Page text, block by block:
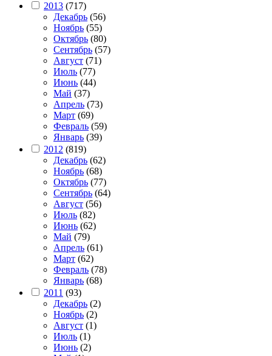
2013 (717)
Декабрь (56)
Ноябрь (55)
Октябрь (80)
Сентябрь (57)
Август (71)
Июль (77)
Июнь (44)
Май (37)
Апрель (73)
Март (69)
Февраль (59)
Январь (39)
2012 (819)
Декабрь (62)
Ноябрь (68)
Октябрь (77)
Сентябрь (64)
Август (56)
Июль (82)
Июнь (62)
Май (79)
Апрель (61)
Март (62)
Февраль (78)
Январь (68)
2011 (93)
Декабрь (2)
Ноябрь (2)
Август (1)
Июль (1)
Июнь (2)